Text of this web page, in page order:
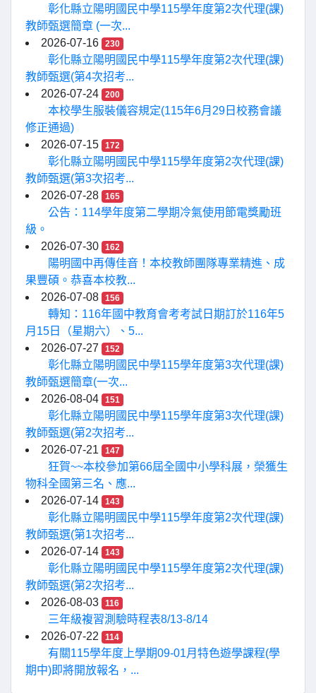
彰化縣立陽明國民中學115學年度第2次代理(課)
教師甄選簡章 (一次...
2026-07-16
230
彰化縣立陽明國民中學115學年度第2次代理(課)
教師甄選(第4次招考...
2026-07-24
200
本校學生服裝儀容規定(115年6月29日校務會議
修正通過)
2026-07-15
172
彰化縣立陽明國民中學115學年度第2次代理(課)
教師甄選(第3次招考...
2026-07-28
165
公告：114學年度第二學期冷氣使用節電獎勵班
級。
2026-07-30
162
陽明國中再傳佳音！本校教師團隊專業精進、成
果豐碩。恭喜本校教...
2026-07-08
156
轉知：116年國中教育會考考試日期訂於116年5
月15日（星期六）、5...
2026-07-27
152
彰化縣立陽明國民中學115學年度第3次代理(課)
教師甄選簡章(一次...
2026-08-04
151
彰化縣立陽明國民中學115學年度第3次代理(課)
教師甄選(第2次招考...
2026-07-21
147
狂賀~~本校參加第66屆全國中小學科展，榮獲生
物科全國第三名、應...
2026-07-14
143
彰化縣立陽明國民中學115學年度第2次代理(課)
教師甄選(第1次招考...
2026-07-14
143
彰化縣立陽明國民中學115學年度第2次代理(課)
教師甄選(第2次招考...
2026-08-03
116
三年級複習測驗時程表8/13-8/14
2026-07-22
114
有關115學年度上學期09-01月特色遊學課程(學
期中)即將開放報名，...